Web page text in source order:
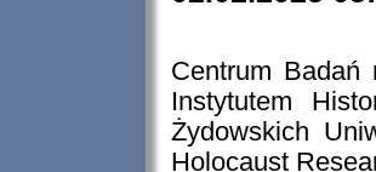
Centrum Badań
Instytutem
Żydowskich
Holocaust